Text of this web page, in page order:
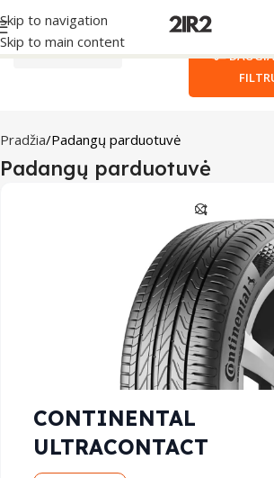
Skip to navigation
Skip to main content
Pradžia Padangų parduotuvė
Padangų parduotuvė
CONTINENTAL
ULTRACONTACT